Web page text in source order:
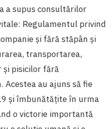
a supus consultărilor
Regulamentul privind
și fără stăpân și
transportarea,
și pisicilor fără
Acestea au ajuns să fie
și îmbunătățite în urma
o victorie importantă